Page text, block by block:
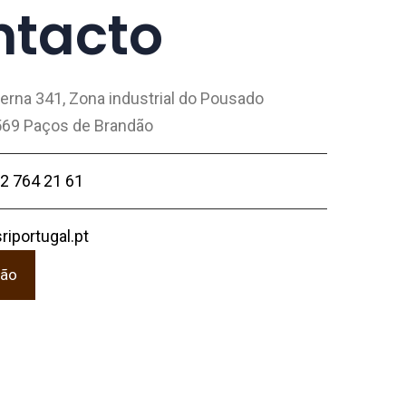
341, Zona industrial do Pousado
Paços de Brandão
764 21 61